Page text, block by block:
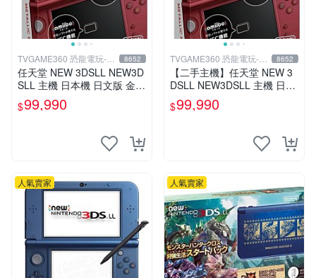
TVGAME360 恐龍電玩-台
中店
8652
任天堂 NEW 3DSLL NEW3D
SLL 主機 日本機 日文版 金屬
紅 附贈充電器 保護貼【台中
恐龍電玩】
$99,990
TVGAME360 恐龍電玩-台
中店
8652
【二手主機】任天堂 NEW 3
DSLL NEW3DSLL 主機 日文
版 日本機 金屬紅 附原廠充電
器【台中恐龍電玩】
$99,990
人氣賣家 人氣賣家